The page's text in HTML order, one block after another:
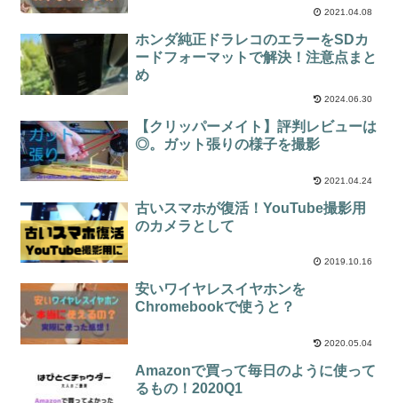
2021.04.08
ホンダ純正ドラレコのエラーをSDカ
ードフォーマットで解決！注意点まと
め
2024.06.30
【クリッパーメイト】評判レビューは
◎。ガット張りの様子を撮影
2021.04.24
古いスマホが復活！YouTube撮影用
のカメラとして
2019.10.16
安いワイヤレスイヤホンを
Chromebookで使うと？
2020.05.04
Amazonで買って毎日のように使って
るもの！2020Q1